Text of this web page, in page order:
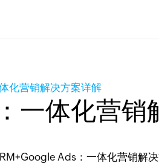
化营销解决方案详解
一体化营销